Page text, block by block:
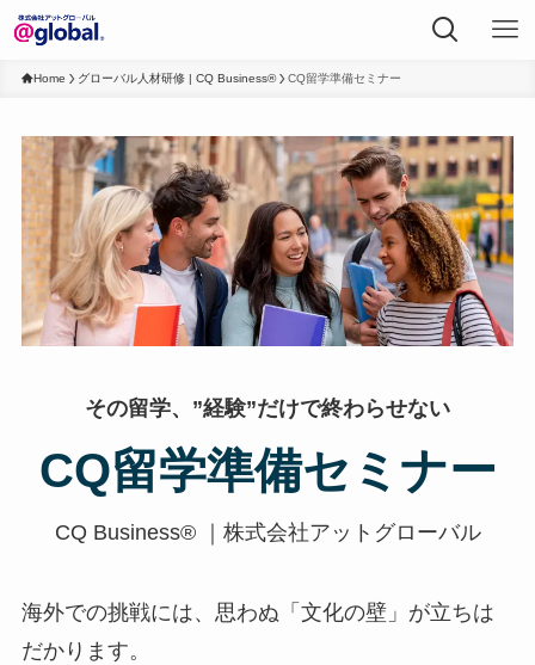
Home グローバル人材研修 | CQ Business® CQ留学準備セミナー
その留学、”経験”だけで終わらせない
CQ留学準備セミナー
CQ Business® ｜株式会社アットグローバル
海外での挑戦には、思わぬ「文化の壁」が立ちは
だかります。